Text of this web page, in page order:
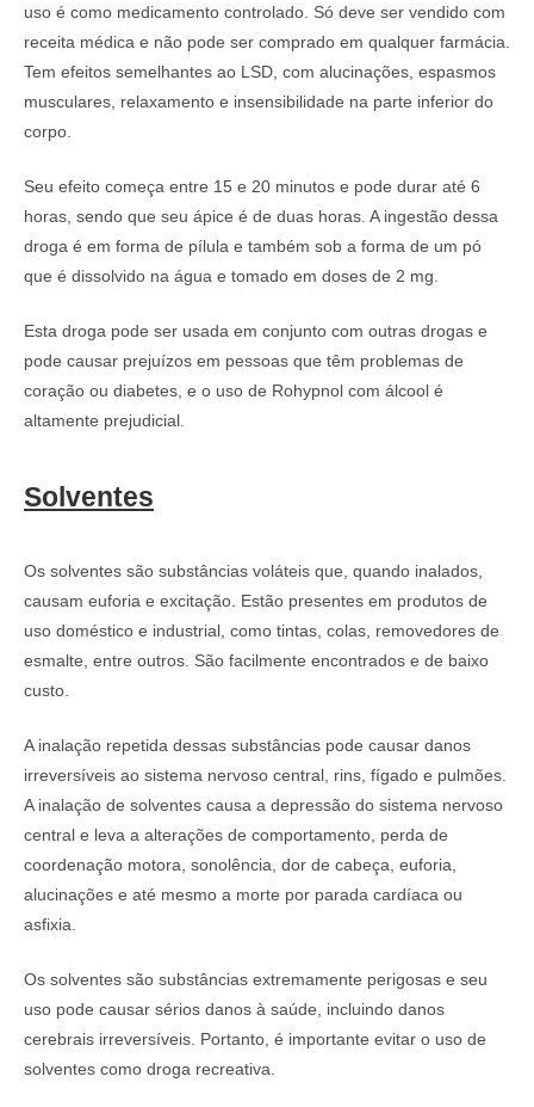
uso é como medicamento controlado. Só deve ser vendido com
receita médica e não pode ser comprado em qualquer farmácia.
Tem efeitos semelhantes ao LSD, com alucinações, espasmos
musculares, relaxamento e insensibilidade na parte inferior do
corpo.
Seu efeito começa entre 15 e 20 minutos e pode durar até 6
horas, sendo que seu ápice é de duas horas. A ingestão dessa
droga é em forma de pílula e também sob a forma de um pó
que é dissolvido na água e tomado em doses de 2 mg.
Esta droga pode ser usada em conjunto com outras drogas e
pode causar prejuízos em pessoas que têm problemas de
coração ou diabetes, e o uso de Rohypnol com álcool é
altamente prejudicial.
Solventes
Os solventes são substâncias voláteis que, quando inalados,
causam euforia e excitação. Estão presentes em produtos de
uso doméstico e industrial, como tintas, colas, removedores de
esmalte, entre outros. São facilmente encontrados e de baixo
custo.
A inalação repetida dessas substâncias pode causar danos
irreversíveis ao sistema nervoso central, rins, fígado e pulmões.
A inalação de solventes causa a depressão do sistema nervoso
central e leva a alterações de comportamento, perda de
coordenação motora, sonolência, dor de cabeça, euforia,
alucinações e até mesmo a morte por parada cardíaca ou
asfixia.
Os solventes são substâncias extremamente perigosas e seu
uso pode causar sérios danos à saúde, incluindo danos
cerebrais irreversíveis. Portanto, é importante evitar o uso de
solventes como droga recreativa.